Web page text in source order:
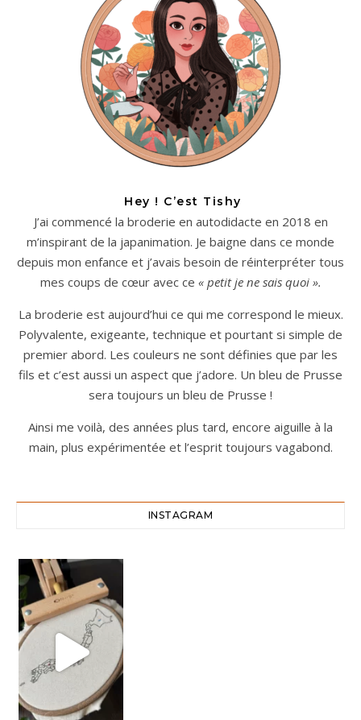
Hey ! C’est Tishy
J’ai commencé la broderie en autodidacte en 2018 en
m’inspirant de la japanimation. Je baigne dans ce monde
depuis mon enfance et j’avais besoin de réinterpréter tous
mes coups de cœur avec ce « petit je ne sais quoi ».
La broderie est aujourd’hui ce qui me correspond le mieux.
Polyvalente, exigeante, technique et pourtant si simple de
premier abord. Les couleurs ne sont définies que par les
fils et c’est aussi un aspect que j’adore. Un bleu de Prusse
sera toujours un bleu de Prusse !
Ainsi me voilà, des années plus tard, encore aiguille à la
main, plus expérimentée et l’esprit toujours vagabond.
INSTAGRAM